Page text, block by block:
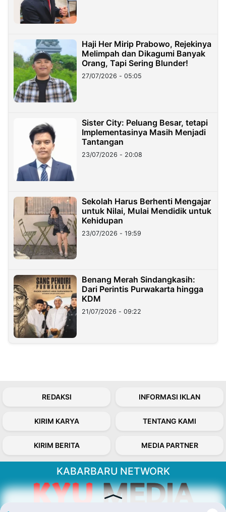
Haji Her Mirip Prabowo, Rejekinya
Melimpah dan Dikagumi Banyak
Orang, Tapi Sering Blunder!
27/07/2026 - 05:05
Sister City: Peluang Besar, tetapi
Implementasinya Masih Menjadi
Tantangan
23/07/2026 - 20:08
Sekolah Harus Berhenti Mengajar
untuk Nilai, Mulai Mendidik untuk
Kehidupan
23/07/2026 - 19:59
Benang Merah Sindangkasih:
Dari Perintis Purwakarta hingga
KDM
21/07/2026 - 09:22
REDAKSI INFORMASI IKLAN
KIRIM KARYA TENTANG KAMI
KIRIM BERITA MEDIA PARTNER
KABARBARU NETWORK